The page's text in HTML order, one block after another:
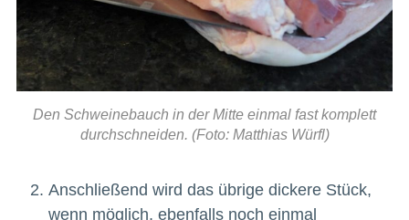
Den Schweinebauch in der Mitte einmal fast komplett
durchschneiden. (Foto: Matthias Würfl)
Anschließend wird das übrige dickere Stück,
wenn möglich, ebenfalls noch einmal